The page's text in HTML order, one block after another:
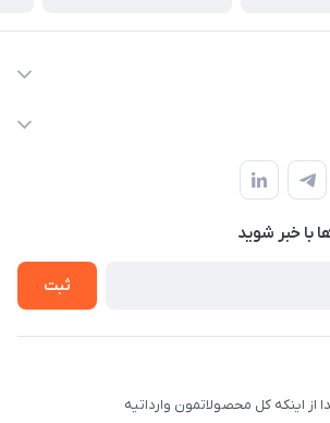
ساحلي ، بازار كويتي، روبرو شيلات
پهلواني
با‌ خبر شوید
ثبت
از اينكه كل محصولاتمون وارداتيه